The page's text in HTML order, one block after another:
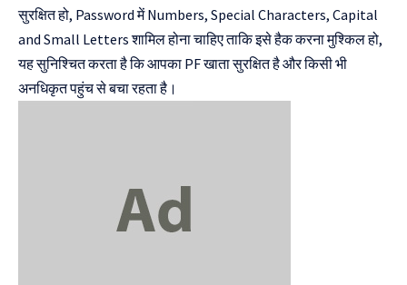
सुरक्षित हो, Password में Numbers, Special Characters, Capital
and Small Letters शामिल होना चाहिए ताकि इसे हैक करना मुश्किल हो,
यह सुनिश्चित करता है कि आपका PF खाता सुरक्षित है और किसी भी
अनधिकृत पहुंच से बचा रहता है।